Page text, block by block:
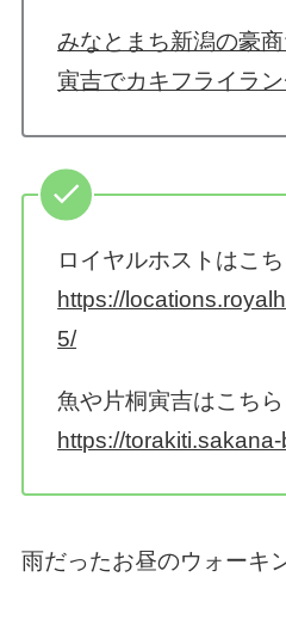
みなとまち新潟の豪
寅吉でカキフライラン
ロイヤルホストはこち
https://
5/
魚や片桐寅吉はこちら
https://
雨だったお昼のウォーキ